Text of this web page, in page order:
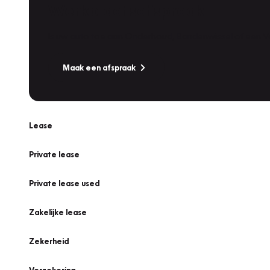
Maak een afspraak
Lease
Private lease
Private lease used
Zakelijke lease
Zekerheid